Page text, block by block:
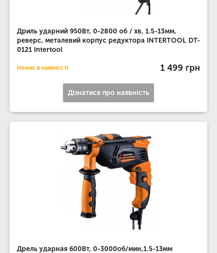
Дриль ударний 950Вт, 0-2800 об / хв, 1.5-13мм,
реверс, металевий корпус редуктора INTERTOOL DT-
0121 Intertool
Немає в наявності 1 499 грн
Дізнатися про наявність
Дрель ударная 600Вт, 0-3000об/мин,1.5-13мм